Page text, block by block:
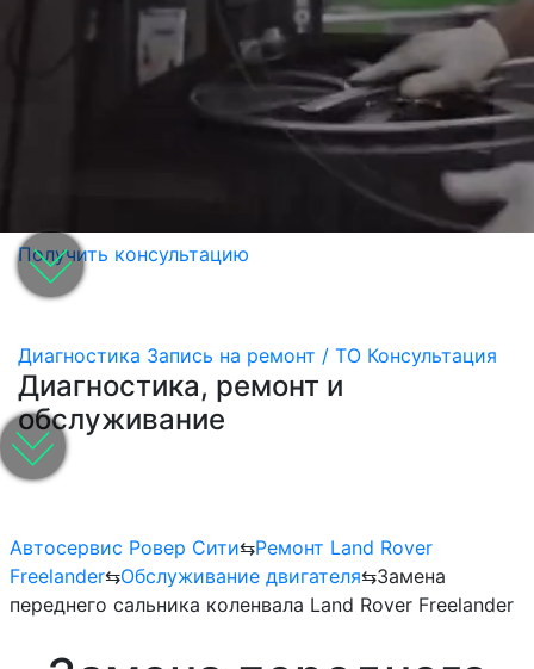
Получить консультацию
Диагностика Запись на ремонт / ТО Консультация
Диагностика, ремонт и
обслуживание
Автосервис Ровер Сити⇆Ремонт Land Rover
Freelander⇆Обслуживание двигателя⇆Замена
переднего сальника коленвала Land Rover Freelander